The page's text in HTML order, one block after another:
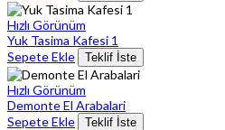
Hızlı Görünüm
Yuk Tasima Kafesi 1
Sepete Ekle
Teklif İste
Hızlı Görünüm
Demonte El Arabalari
Sepete Ekle
Teklif İste